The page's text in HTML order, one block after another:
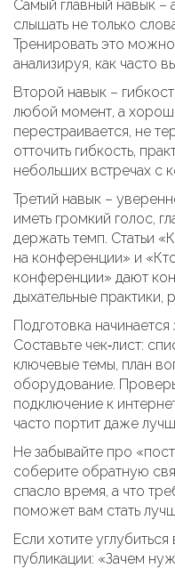
Самый главный навык
слышать не только
Тренировать это
анализируя, как часто
Второй навык –
любой момент, а
перестраивается, не
отточить гибкость,
небольших встречах с
Третий навык –
иметь громкий голос,
держать темп. Статьи
на конференции» и
конференции» дают
дыхательные практики,
Подготовка
Составьте чек‑лист:
ключевые темы, план
оборудование.
подключение к
часто портит даже
Не забывайте про
соберите обратную
спасло время, а что
поможет вам стать
Если хотите
публикации: «Зачем